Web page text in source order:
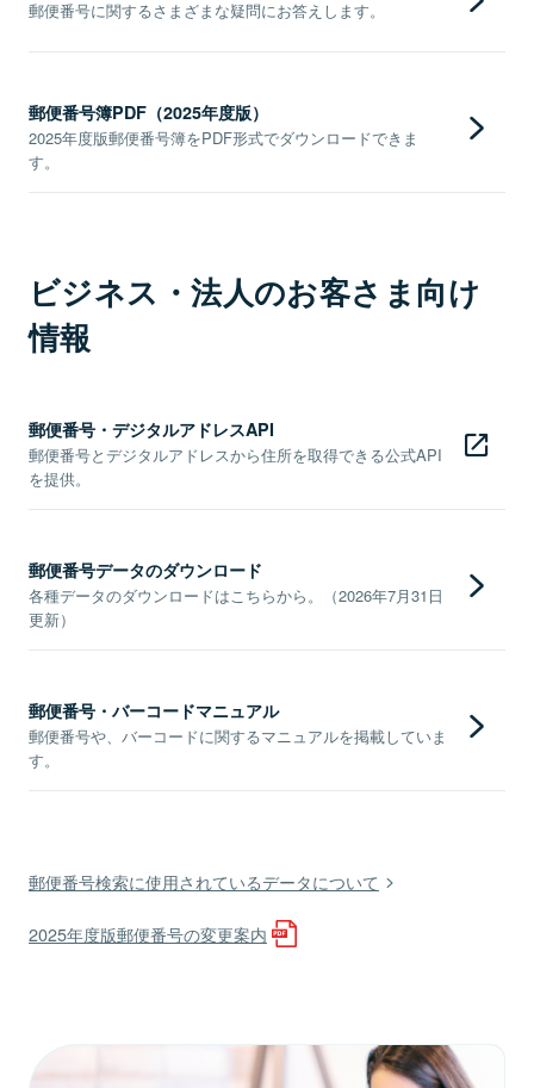
郵便番号に関するさまざまな疑問にお答えします。
郵便番号簿PDF（2025年度版）
2025年度版郵便番号簿をPDF形式でダウンロードできま
す。
ビジネス・法人のお客さま向け
情報
郵便番号・デジタルアドレスAPI
郵便番号とデジタルアドレスから住所を取得できる公式API
を提供。
郵便番号データのダウンロード
各種データのダウンロードはこちらから。（2026年7月31日
更新）
郵便番号・バーコードマニュアル
郵便番号や、バーコードに関するマニュアルを掲載していま
す。
郵便番号検索に使用されているデータについて
2025年度版郵便番号の変更案内